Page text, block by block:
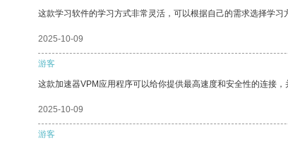
这款学习软件的学习方式非常灵活，可以根据自己的需求选择学习
2025-10-09
游客
这款加速器VPM应用程序可以给你提供最高速度和安全性的连接，
2025-10-09
游客